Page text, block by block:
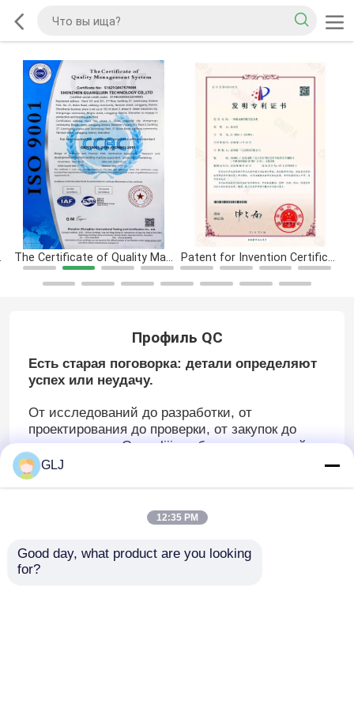
The Certificate of Quality Management System Patent for Invention Certificate
Профиль QC
Есть старая поговорка: детали определяют
успех или неудачу.
От исследований до разработки, от
проектирования до проверки, от закупок до
производства, Guanglijin заботится о каждой
детали нашей машины.
GLJ
12:35 PM
Good day, what product are you looking
for?